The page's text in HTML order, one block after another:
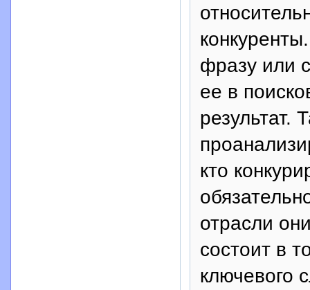
фразу или
ее в
результат.
кто
отрасли
состоит в
ключевого